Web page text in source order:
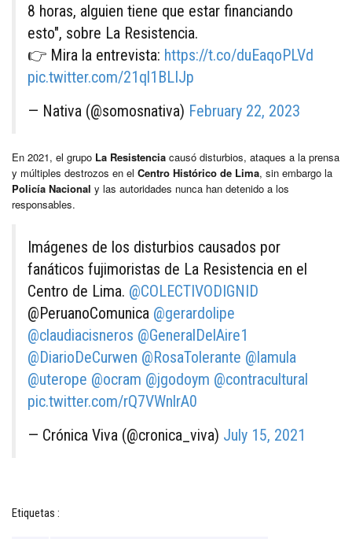
8 horas, alguien tiene que estar financiando
esto", sobre La Resistencia.
👉 Mira la entrevista: https://t.co/duEaqoPLVd
pic.twitter.com/21ql1BLIJp
— Nativa (@somosnativa) February 22, 2023
En 2021, el grupo La Resistencia causó disturbios, ataques a la prensa
y múltiples destrozos en el Centro Histórico de Lima, sin embargo la
Policía Nacional y las autoridades nunca han detenido a los
responsables.
Imágenes de los disturbios causados por
fanáticos fujimoristas de La Resistencia en el
Centro de Lima. @COLECTIVODIGNID
@PeruanoComunica @gerardolipe
@claudiacisneros @GeneralDelAire1
@DiarioDeCurwen @RosaTolerante @lamula
@uterope @ocram @jgodoym @contracultural
pic.twitter.com/rQ7VWnlrA0
— Crónica Viva (@cronica_viva) July 15, 2021
Etiquetas :